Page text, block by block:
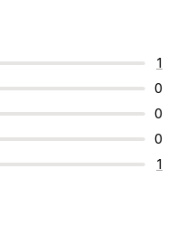
1
0
0
0
1